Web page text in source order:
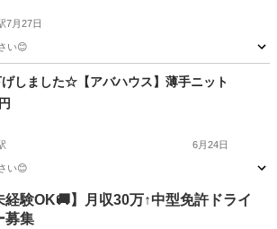
7月27日
い😊
駅 掃除用具
しました☆【アバハウス】薄手ニット
6月24日
い😊
駅 セーター
経験OK🚚】月収30万↑中型免許ドライ
募集